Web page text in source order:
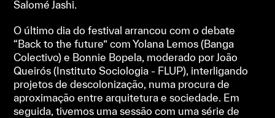
Salomé Jashi.
O último dia do festival arrancou com o debate
“Back to the future” com Yolana Lemos (Banga
Colectivo) e Bonnie Bopela, moderado por João
Queirós (Instituto Sociologia - FLUP), interligando
projetos de descolonização, numa procura de
aproximação entre arquitetura e sociedade. Em
seguida, tivemos uma sessão com uma série de